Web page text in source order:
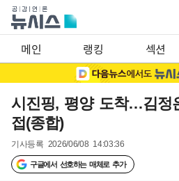
메인 랭킹 섹션
시진핑, 평양 도착…김정
접(종합)
기사등록 2026/06/08 14:03:36
구글에서 선호하는 매체로 추가